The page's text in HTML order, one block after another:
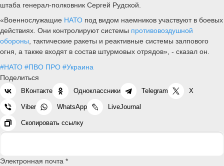
штаба генерал-полковник Сергей Рудской.
«Военнослужащие НАТО под видом наемников участвуют в боевых
действиях. Они контролируют системы противовоздушной
обороны, тактические ракеты и реактивные системы залпового
огня, а также входят в состав штурмовых отрядов», - сказал он.
#НАТО #ПВО ПРО #Украина
Поделиться
ВКонтакте Одноклассники Telegram X
Viber WhatsApp LiveJournal
Скопировать ссылку
Электронная почта *